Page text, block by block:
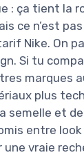
: ça tient la
ce n’est
Nike. On
Si tu
marques
plus
semelle et
entre
vraie